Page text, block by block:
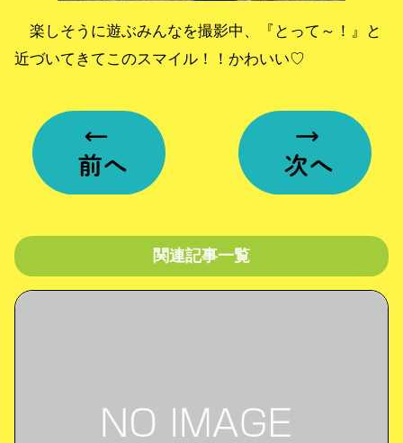
楽しそうに遊ぶみんなを撮影中、『とって～！』と
近づいてきてこのスマイル！！かわいい♡
関連記事一覧